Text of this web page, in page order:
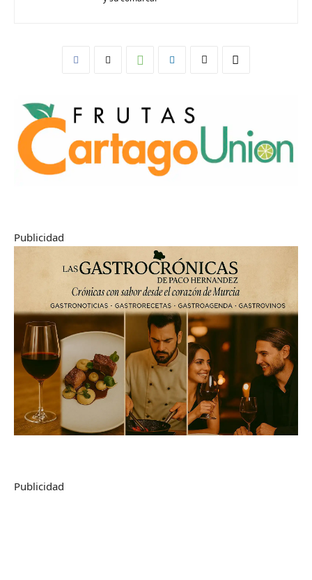
Publicidad
Publicidad